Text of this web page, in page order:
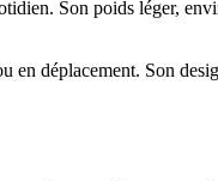
Son poids léger,
déplacement. Son